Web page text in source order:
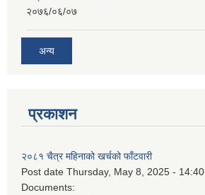
२०७६/०६/०७
अन्य
प्रकाशन
२०८१ चैत्र महिनाको खर्चको फाँटवारी
Post date Thursday, May 8, 2025 - 14:40
Documents: